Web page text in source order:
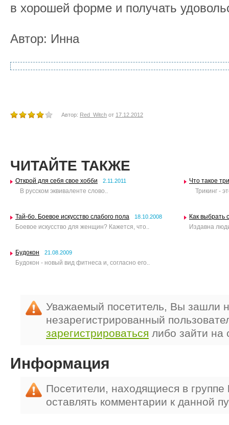
в хорошей форме и получать
Автор: Инна
Автор: Red_Witch от 17.12.2012
ЧИТАЙТЕ ТАКЖЕ
Открой для себя свое хобби 2.11.2011
В русском эквиваленте слово..
Что такое
Трикинг -
Тай-бо. Боевое искусство слабого пола 18.10.2008
Боевое искусство для женщин? Кажется, что..
Как выбрать
Издавна
Будокон 21.08.2009
Будокон - новый вид фитнеса и, согласно его..
Уважаемый посетитель, Вы зашли
незарегистрированный
зарегистрироваться либо зайти на
Информация
Посетители, находящиеся в группе
оставлять комментарии к данной